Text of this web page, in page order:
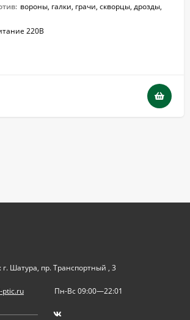
вороны, галки, грачи, скворцы, дрозды,
220В
Шатура, пр. Транспортный , 3
ptic.ru Пн-Вс 09:00—22:01